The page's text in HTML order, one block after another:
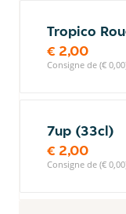
Tropico
€ 2,00
Consigne de (€
7up (33cl)
€ 2,00
Consigne de (€